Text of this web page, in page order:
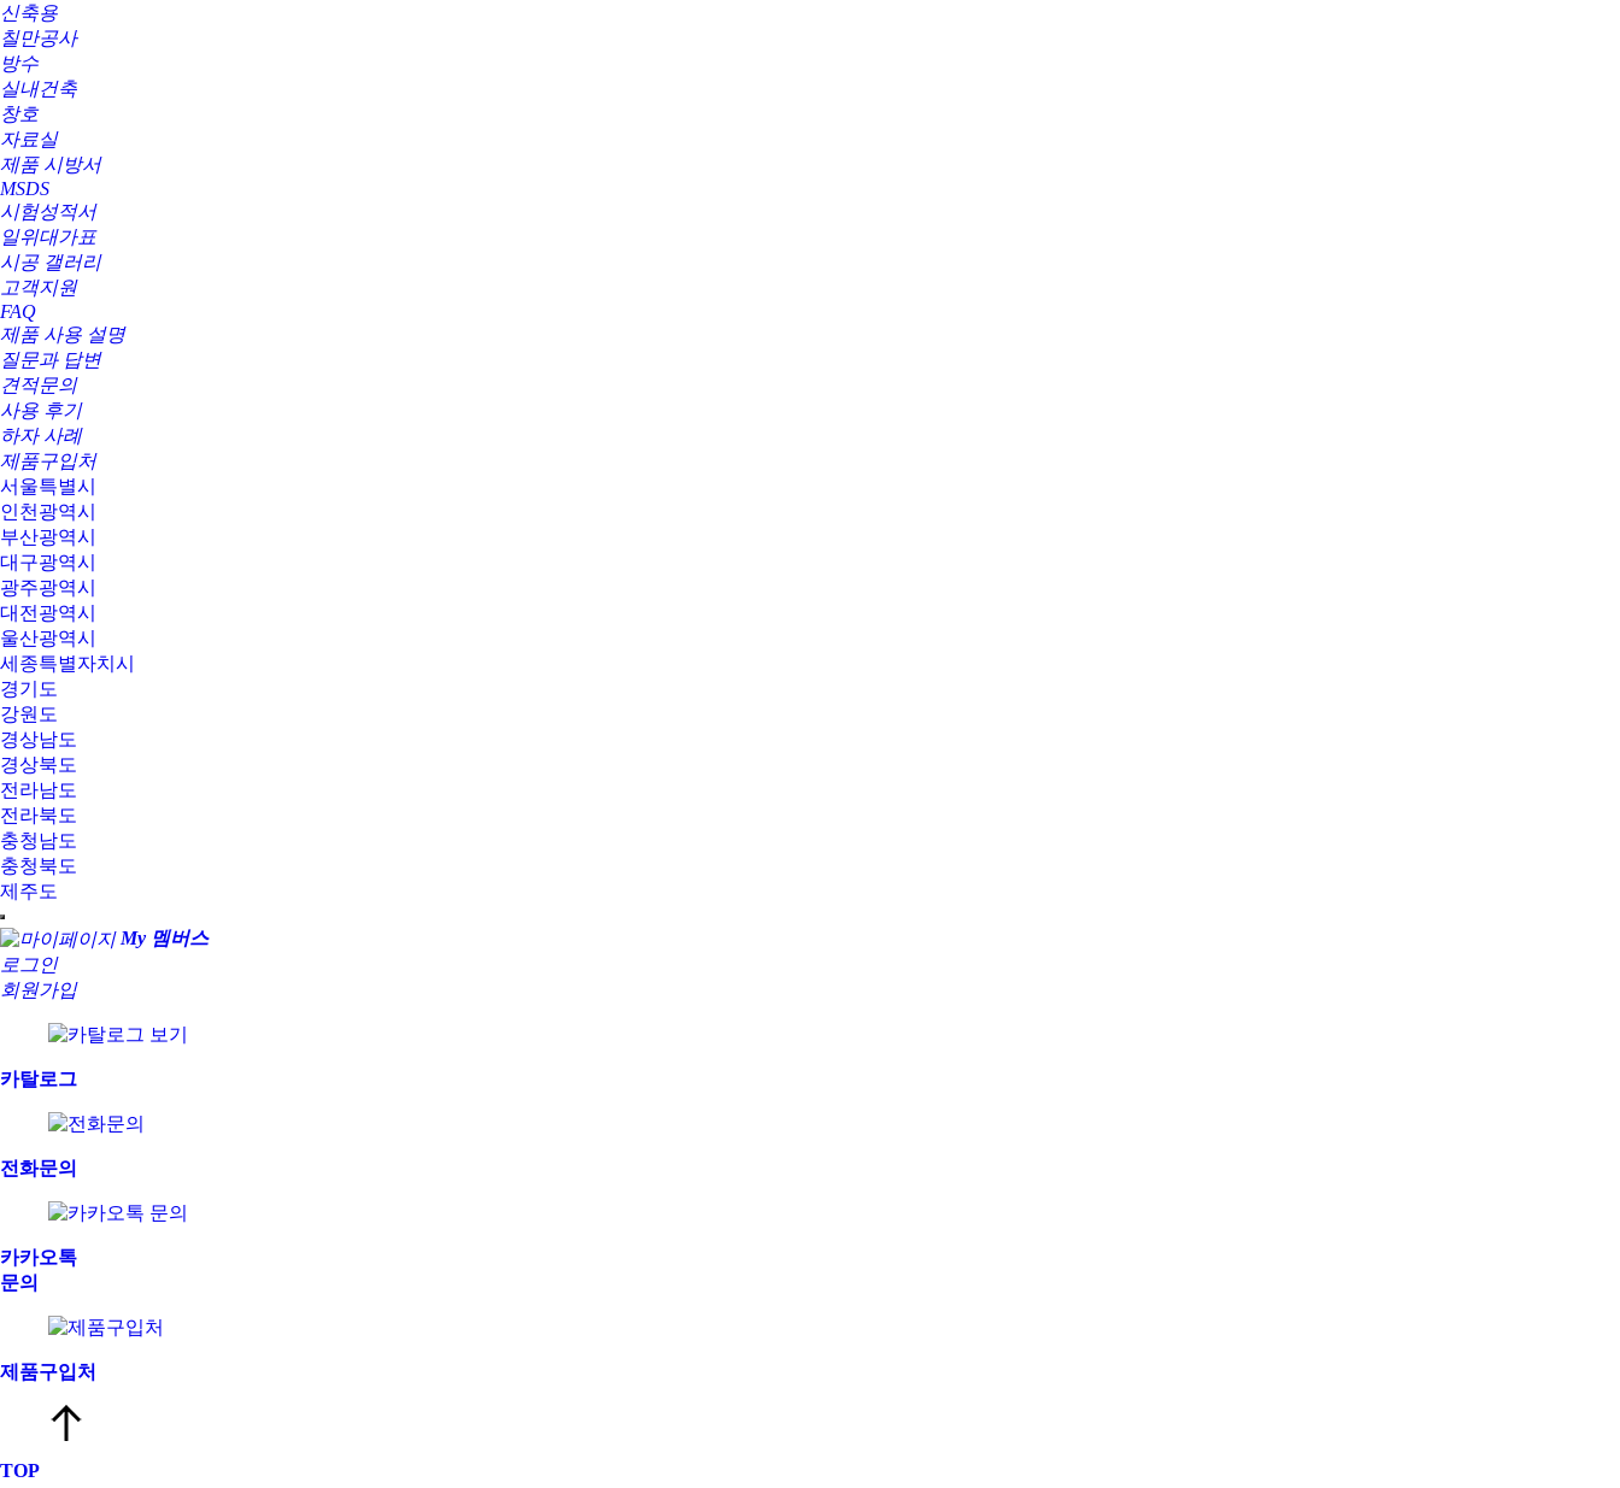
신축용
칠만공사
방수
실내건축
창호
자료실
제품 시방서
MSDS
시험성적서
일위대가표
시공 갤러리
고객지원
FAQ
제품 사용 설명
질문과 답변
견적문의
사용 후기
하자 사례
제품구입처
서울특별시
인천광역시
부산광역시
대구광역시
광주광역시
대전광역시
울산광역시
세종특별자치시
경기도
강원도
경상남도
경상북도
전라남도
전라북도
충청남도
충청북도
제주도
My 멤버스
로그인
회원가입
카탈로그
전화문의
카카오톡
문의
제품구입처
TOP